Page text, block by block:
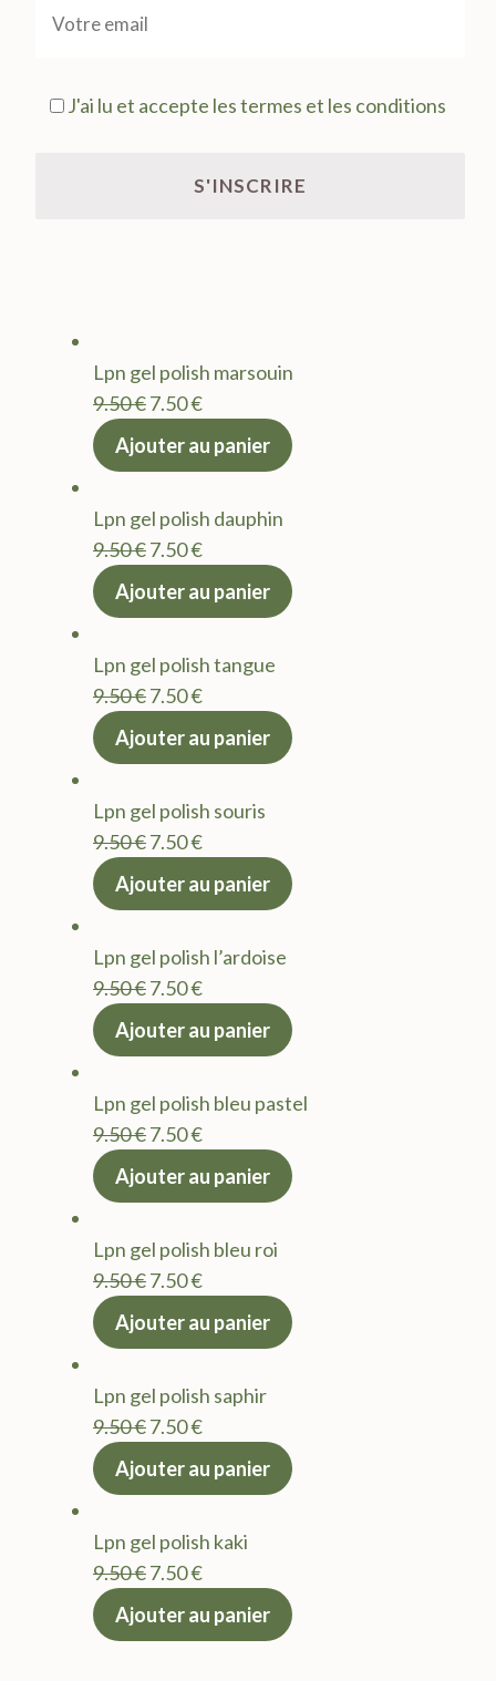
J'ai lu et accepte les termes et les conditions
Lpn gel polish marsouin
9.50€Le
prix
9.50 €.
7.50€Le
actuel
7.50 €.
Ajouter au panier
Lpn gel polish dauphin
9.50€Le
prix
9.50 €.
7.50€Le
actuel
7.50 €.
Ajouter au panier
Lpn gel polish tangue
9.50€Le
prix
9.50 €.
7.50€Le
actuel
7.50 €.
Ajouter au panier
Lpn gel polish souris
9.50€Le
prix
9.50 €.
7.50€Le
actuel
7.50 €.
Ajouter au panier
Lpn gel polish l’ardoise
9.50€Le
prix
9.50 €.
7.50€Le
actuel
7.50 €.
Ajouter au panier
Lpn gel polish bleu pastel
9.50€Le
prix
9.50 €.
7.50€Le
actuel
7.50 €.
Ajouter au panier
Lpn gel polish bleu roi
9.50€Le
prix
9.50 €.
7.50€Le
actuel
7.50 €.
Ajouter au panier
Lpn gel polish saphir
9.50€Le
prix
9.50 €.
7.50€Le
actuel
7.50 €.
Ajouter au panier
Lpn gel polish kaki
9.50€Le
prix
7.50€Le
actuel
Ajouter au panier